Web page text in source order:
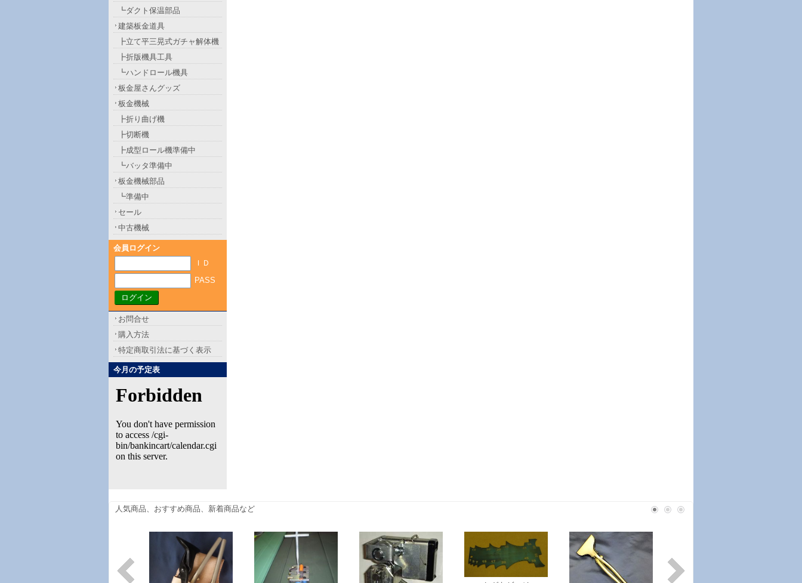
┗ダクト保温部品
建築板金道具
┣立て平三晃式ガチャ解体機
┣折版機具工具
┗ハンドロール機具
板金屋さんグッズ
板金機械
┣折り曲げ機
┣切断機
┣成型ロール機準備中
┗バッタ準備中
板金機械部品
┗準備中
セール
中古機械
会員ログイン
ＩＤ
PASS
お問合せ
購入方法
特定商取引法に基づく表示
今月の予定表